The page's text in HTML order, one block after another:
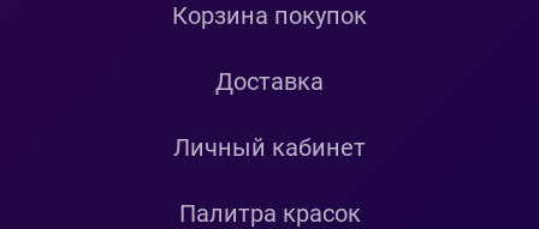
Корзина покупок
Доставка
Личный кабинет
Палитра красок